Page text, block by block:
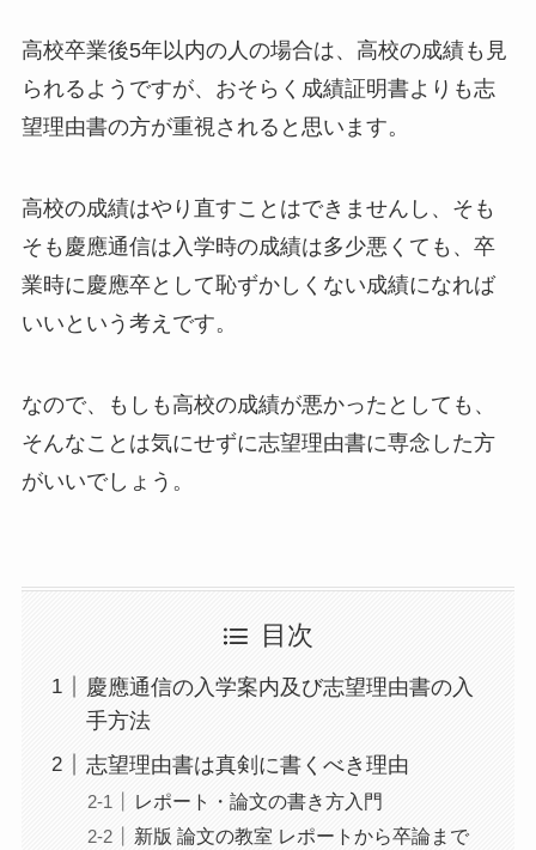
高校卒業後5年以内の人の場合は、高校の成績も見
られるようですが、おそらく成績証明書よりも志
望理由書の方が重視されると思います。
高校の成績はやり直すことはできませんし、そも
そも慶應通信は入学時の成績は多少悪くても、卒
業時に慶應卒として恥ずかしくない成績になれば
いいという考えです。
なので、もしも高校の成績が悪かったとしても、
そんなことは気にせずに志望理由書に専念した方
がいいでしょう。
目次
慶應通信の入学案内及び志望理由書の入
手方法
志望理由書は真剣に書くべき理由
レポート・論文の書き方入門
新版 論文の教室 レポートから卒論まで